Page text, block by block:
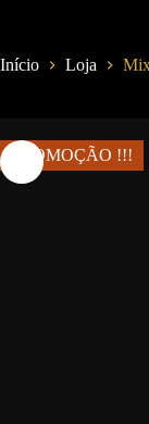
Início Loja
PROMOÇÃO !!!